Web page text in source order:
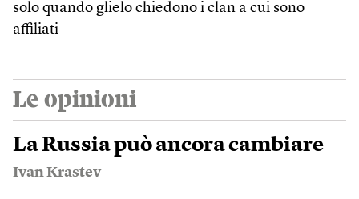
solo quando glielo chiedono i clan a cui sono
affiliati
Le opinioni
La Russia può ancora cambiare
Ivan Krastev